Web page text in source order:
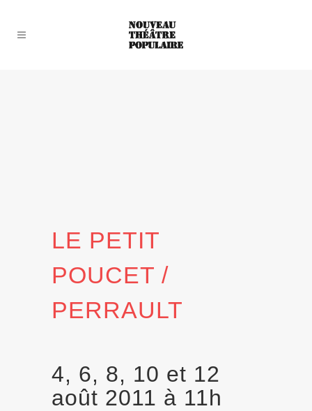
LE PETIT
POUCET /
PERRAULT
4, 6, 8, 10 et 12
août 2011 à 11h